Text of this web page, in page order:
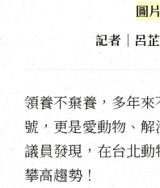
圖
記者｜呂
領養不棄養，多年
號，更是愛動物、
議員發現，在台北
攀高趨勢！